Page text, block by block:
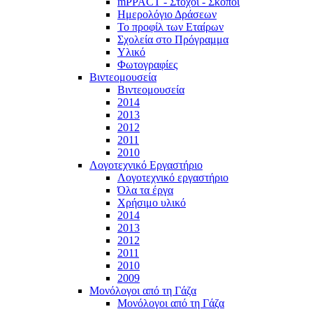
Ημερολόγιο Δράσεων
Το προφίλ των Εταίρων
Σχολεία στο Πρόγραμμα
Υλικό
Φωτογραφίες
Βιντεομουσεία
Βιντεομουσεία
2014
2013
2012
2011
2010
Λογοτεχνικό Εργαστήριο
Λογοτεχνικό εργαστήριο
Όλα τα έργα
Χρήσιμο υλικό
2014
2013
2012
2011
2010
2009
Μονόλογοι από τη Γάζα
Μονόλογοι από τη Γάζα